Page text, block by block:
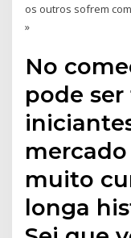
os outros sofrem
»
No
pode
muito
longa